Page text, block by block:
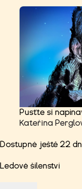
Pusťte si
Kateřina
Dostupné ještě 22
Ledové šílenství